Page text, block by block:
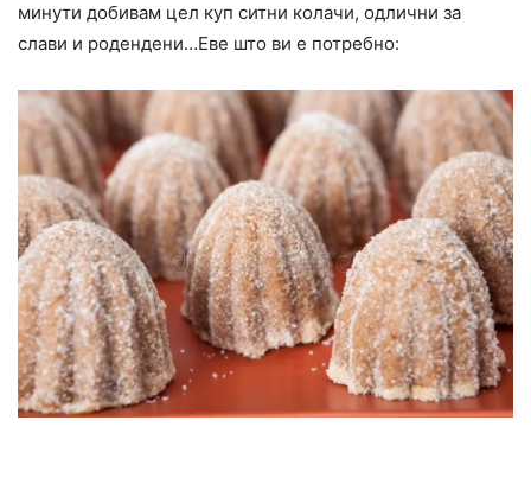
минути добивам цел куп ситни колачи, одлични за
слави и родендени…Еве што ви е потребно: